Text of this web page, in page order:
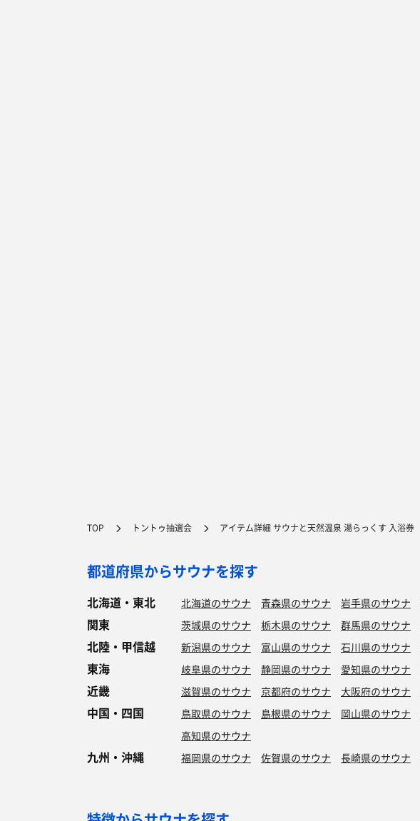
TOP トントゥ抽選会 アイテム詳細 サウナと天然温泉 湯らっくす 入浴券
都道府県からサウナを探す
北海道・東北 北海道のサウナ 青森県のサウナ 岩手県のサウナ
関東 茨城県のサウナ 栃木県のサウナ 群馬県のサウナ
北陸・甲信越 新潟県のサウナ 富山県のサウナ 石川県のサウナ
東海 岐阜県のサウナ 静岡県のサウナ 愛知県のサウナ
近畿 滋賀県のサウナ 京都府のサウナ 大阪府のサウナ
中国・四国 鳥取県のサウナ 島根県のサウナ 岡山県のサウナ
高知県のサウナ
九州・沖縄 福岡県のサウナ 佐賀県のサウナ 長崎県のサウナ